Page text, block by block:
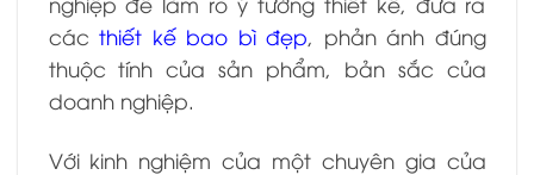
các thiết kế bao bì đẹp, phản ánh đúng
thuộc tính của sản phẩm, bản sắc của
doanh nghiệp.
Với kinh nghiệm của một chuyên gia của